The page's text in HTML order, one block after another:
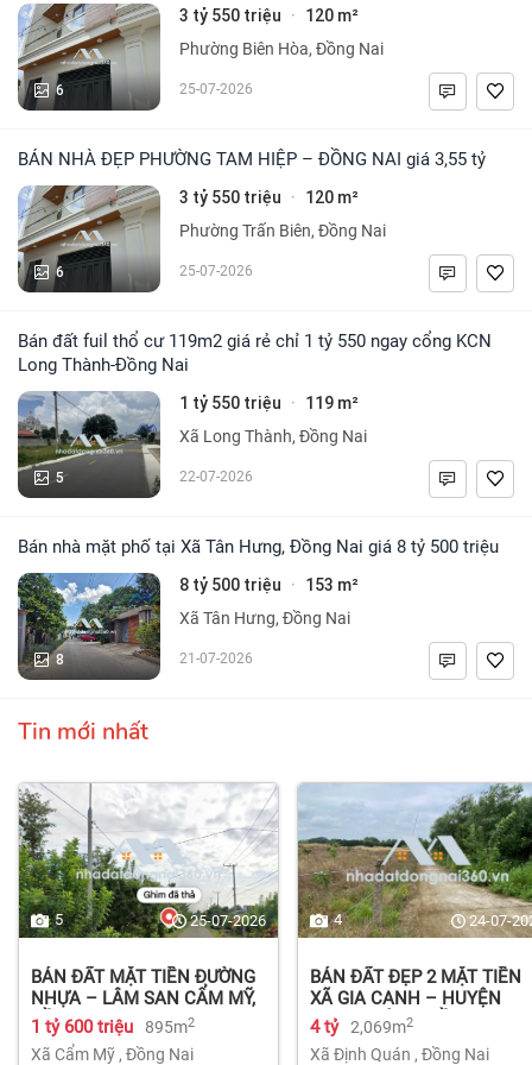
6
3 tỷ 550 triệu · 120 m²
Phường Biên Hòa, Đồng Nai
25-07-2026
BÁN NHÀ ĐẸP PHƯỜNG TAM HIỆP – ĐỒNG NAI giá 3,55 tỷ
6
3 tỷ 550 triệu · 120 m²
Phường Trấn Biên, Đồng Nai
25-07-2026
Bán đất fuil thổ cư 119m2 giá rẻ chỉ 1 tỷ 550 ngay cổng KCN
Long Thành-Đồng Nai
5
1 tỷ 550 triệu · 119 m²
Xã Long Thành, Đồng Nai
22-07-2026
Bán nhà mặt phố tại Xã Tân Hưng, Đồng Nai giá 8 tỷ 500 triệu
8
8 tỷ 500 triệu · 153 m²
Xã Tân Hưng, Đồng Nai
21-07-2026
Tin mới nhất
5 25-07-2026
BÁN ĐẤT MẶT TIỀN ĐƯỜNG
NHỰA – LÂM SAN CẨM MỸ,
ĐỒNG NAI.
1 tỷ 600 triệu 895m2
Xã Cẩm Mỹ , Đồng Nai
4 24-07-
BÁN ĐẤT ĐẸP 2 MẶT TIỀN
XÃ GIA CANH – HUYỆN
ĐỊNH QUÁN – ĐỒNG NAI dt
2.069m² 4 tỷ
4 tỷ 2,069m2
Xã Định Quán , Đồng Nai